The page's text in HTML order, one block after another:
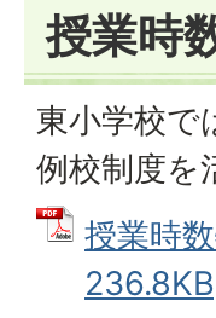
授業時
東小学校で
例校制度を
授業時